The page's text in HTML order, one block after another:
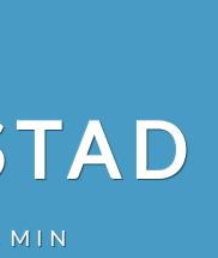
MIN